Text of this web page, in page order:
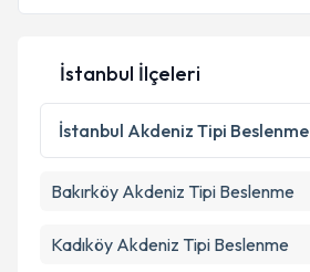
İstanbul İlçeleri
İstanbul Akdeniz Tipi Beslenme
Bakırköy Akdeniz Tipi Beslenme
Kadıköy Akdeniz Tipi Beslenme